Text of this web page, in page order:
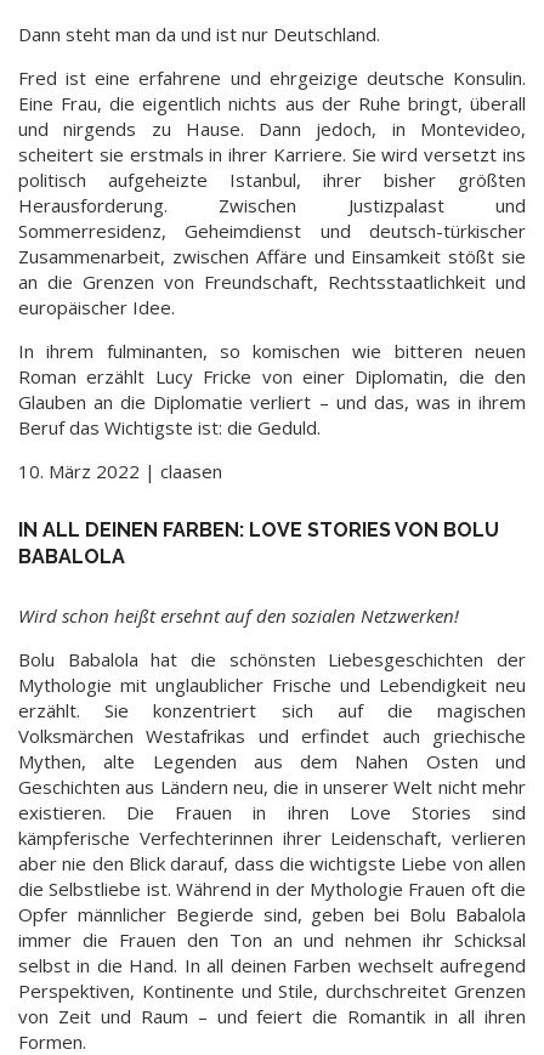
Dann steht man da und ist nur Deutschland.
Fred ist eine erfahrene und ehrgeizige deutsche Konsulin.
Eine Frau, die eigentlich nichts aus der Ruhe bringt, überall
und nirgends zu Hause. Dann jedoch, in Montevideo,
scheitert sie erstmals in ihrer Karriere. Sie wird versetzt ins
politisch aufgeheizte Istanbul, ihrer bisher größten
Herausforderung. Zwischen Justizpalast und
Sommerresidenz, Geheimdienst und deutsch-türkischer
Zusammenarbeit, zwischen Affäre und Einsamkeit stößt sie
an die Grenzen von Freundschaft, Rechtsstaatlichkeit und
europäischer Idee.
In ihrem fulminanten, so komischen wie bitteren neuen
Roman erzählt Lucy Fricke von einer Diplomatin, die den
Glauben an die Diplomatie verliert – und das, was in ihrem
Beruf das Wichtigste ist: die Geduld.
10. März 2022 | claasen
IN ALL DEINEN FARBEN: LOVE STORIES VON BOLU
BABALOLA
Wird schon heißt ersehnt auf den sozialen Netzwerken!
Bolu Babalola hat die schönsten Liebesgeschichten der
Mythologie mit unglaublicher Frische und Lebendigkeit neu
erzählt. Sie konzentriert sich auf die magischen
Volksmärchen Westafrikas und erfindet auch griechische
Mythen, alte Legenden aus dem Nahen Osten und
Geschichten aus Ländern neu, die in unserer Welt nicht mehr
existieren. Die Frauen in ihren Love Stories sind
kämpferische Verfechterinnen ihrer Leidenschaft, verlieren
aber nie den Blick darauf, dass die wichtigste Liebe von allen
die Selbstliebe ist. Während in der Mythologie Frauen oft die
Opfer männlicher Begierde sind, geben bei Bolu Babalola
immer die Frauen den Ton an und nehmen ihr Schicksal
selbst in die Hand. In all deinen Farben wechselt aufregend
Perspektiven, Kontinente und Stile, durchschreitet Grenzen
von Zeit und Raum – und feiert die Romantik in all ihren
Formen.